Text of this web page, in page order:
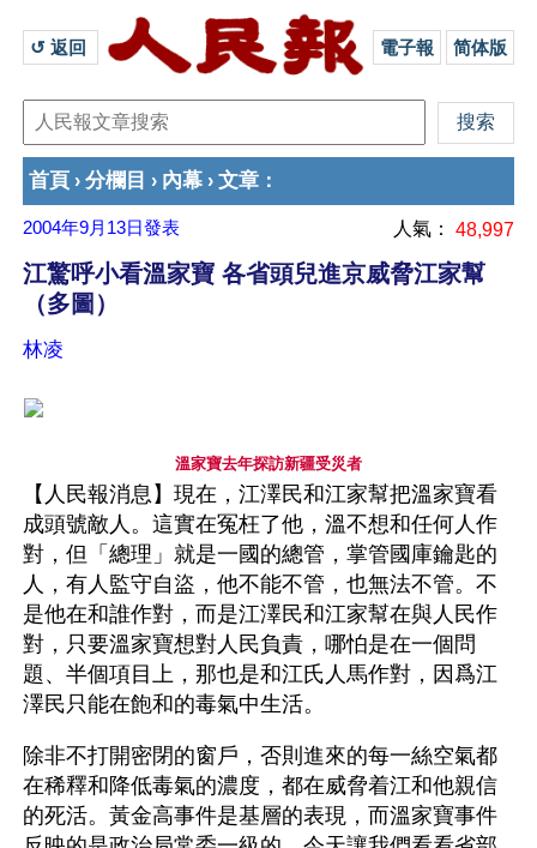
↺ 返回 電子報 简体版
首頁 › 分欄目 › 內幕 › 文章 ：
2004年9月13日發表 人氣： 48,997
江驚呼小看溫家寶 各省頭兒進京威脅江家幫
（多圖）
林凌
溫家寶去年探訪新疆受災者
【人民報消息】現在，江澤民和江家幫把溫家寶看
成頭號敵人。這實在冤枉了他，溫不想和任何人作
對，但「總理」就是一國的總管，掌管國庫鑰匙的
人，有人監守自盜，他不能不管，也無法不管。不
是他在和誰作對，而是江澤民和江家幫在與人民作
對，只要溫家寶想對人民負責，哪怕是在一個問
題、半個項目上，那也是和江氏人馬作對，因爲江
澤民只能在飽和的毒氣中生活。
除非不打開密閉的窗戶，否則進來的每一絲空氣都
在稀釋和降低毒氣的濃度，都在威脅着江和他親信
的死活。黃金高事件是基層的表現，而溫家寶事件